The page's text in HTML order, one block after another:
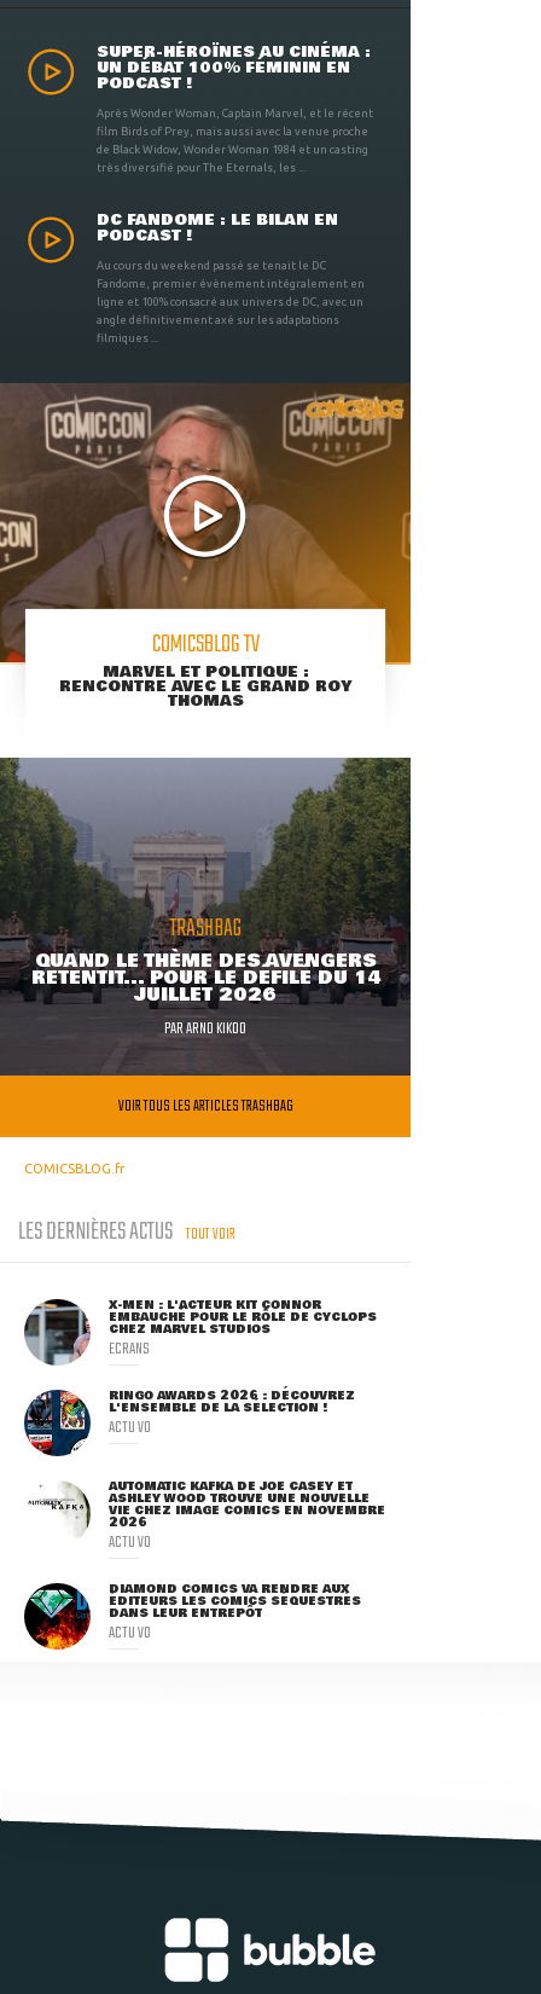
SUPER-HÉROÏNES AU CINÉMA :
UN DÉBAT 100% FÉMININ EN
PODCAST !
Après Wonder Woman, Captain Marvel, et le récent
film Birds of Prey, mais aussi avec la venue proche
de Black Widow, Wonder Woman 1984 et un casting
très diversifié pour The Eternals, les ...
DC FANDOME : LE BILAN EN
PODCAST !
Au cours du weekend passé se tenait le DC
Fandome, premier évènement intégralement en
ligne et 100% consacré aux univers de DC, avec un
angle définitivement axé sur les adaptations
filmiques ...
COMICSBLOG TV
MARVEL ET POLITIQUE :
RENCONTRE AVEC LE GRAND ROY
THOMAS
TRASHBAG
QUAND LE THÈME DES AVENGERS
RETENTIT... POUR LE DÉFILÉ DU 14
JUILLET 2026
PARARNO KIKOO
VOIR TOUS LES ARTICLES TRASHBAG
COMICSBLOG.fr
LES DERNIÈRES ACTUS TOUT VOIR
X-MEN : L'ACTEUR KIT CONNOR
EMBAUCHÉ POUR LE RÔLE DE CYCLOPS
CHEZ MARVEL STUDIOS
ECRANS
RINGO AWARDS 2026 : DÉCOUVREZ
L'ENSEMBLE DE LA SÉLECTION !
ACTU VO
AUTOMATIC KAFKA DE JOE CASEY ET
ASHLEY WOOD TROUVE UNE NOUVELLE
VIE CHEZ IMAGE COMICS EN NOVEMBRE
2026
ACTU VO
DIAMOND COMICS VA RENDRE AUX
ÉDITEURS LES COMICS SÉQUESTRÉS
DANS LEUR ENTREPÔT
ACTU VO